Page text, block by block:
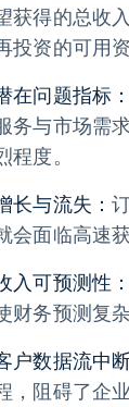
获得的总收
投资的可用资
在问题指标：
务与市场需
程度。
长与流失：
会面临高速
入可预测性
财务预测复
户数据流中断
，阻碍了企